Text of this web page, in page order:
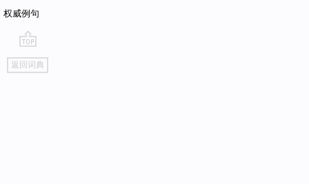
权威例句
go
top
返回词典